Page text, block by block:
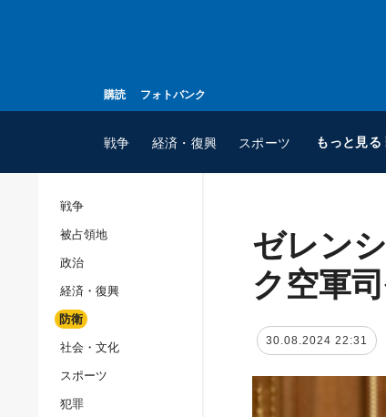
購読 フォトバンク
戦争 経済・復興 スポーツ もっと見
戦争
被占領地
政治
経済・復興
防衛
社会・文化
スポーツ
犯罪
ゼレン
ク空軍
30.08.2024 22:31